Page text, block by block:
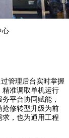
心
管理后台实时掌握
精准调取单机运行
平台协同赋能，
抢修转型升级为前
，也为通用工程